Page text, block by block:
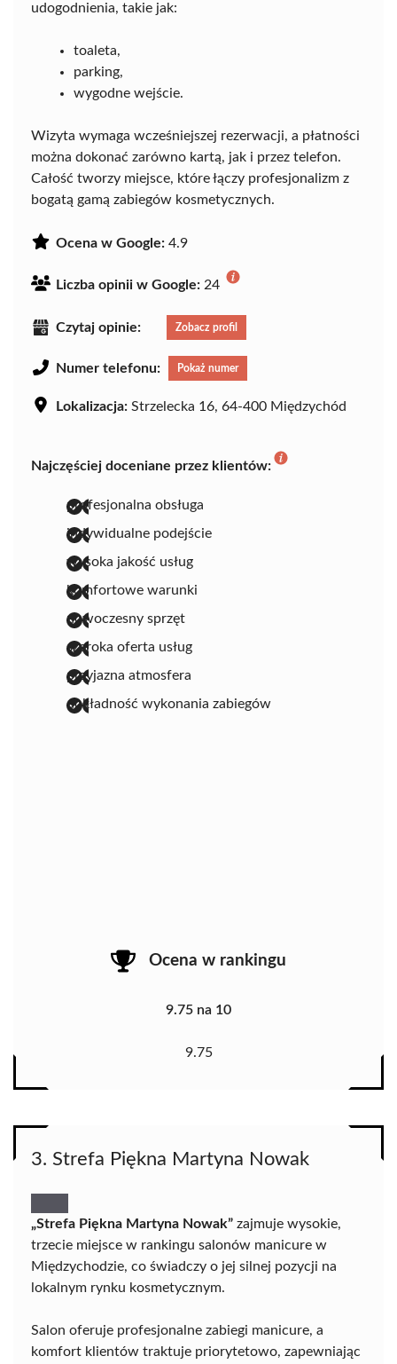
udogodnienia, takie jak:
toaleta,
parking,
wygodne wejście.
Wizyta wymaga wcześniejszej rezerwacji, a płatności
można dokonać zarówno kartą, jak i przez telefon.
Całość tworzy miejsce, które łączy profesjonalizm z
bogatą gamą zabiegów kosmetycznych.
Ocena w Google: 4.9
Liczba opinii w Google: 24
Czytaj opinie: Zobacz profil
Numer telefonu: Pokaż numer
Lokalizacja: Strzelecka 16, 64-400 Międzychód
Najczęściej doceniane przez klientów:
profesjonalna obsługa
indywidualne podejście
wysoka jakość usług
komfortowe warunki
nowoczesny sprzęt
szeroka oferta usług
przyjazna atmosfera
dokładność wykonania zabiegów
Ocena w rankingu
9.75 na 10
9.75
3. Strefa Piękna Martyna Nowak
„Strefa Piękna Martyna Nowak” zajmuje wysokie,
trzecie miejsce w rankingu salonów manicure w
Międzychodzie, co świadczy o jej silnej pozycji na
lokalnym rynku kosmetycznym.
Salon oferuje profesjonalne zabiegi manicure, a
komfort klientów traktuje priorytetowo, zapewniając